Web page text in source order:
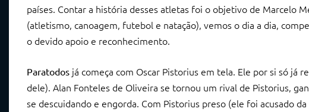
países. Contar a história desses atletas foi o objetivo de Marcelo
(atletismo, canoagem, futebol e natação), vemos o dia a dia,
o devido apoio e reconhecimento.
Paratodos já começa com Oscar Pistorius em tela. Ele por si só já
dele). Alan Fonteles de Oliveira se tornou um rival de Pistorius,
se descuidando e engorda. Com Pistorius preso (ele foi acusado